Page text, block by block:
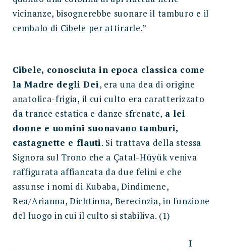
vicinanze, bisognerebbe suonare il tamburo e il
cembalo di Cibele per attirarle.”
Cibele, conosciuta in epoca classica come
la Madre degli Dei, era una dea di origine
anatolica-frigia, il cui culto era caratterizzato
da trance estatica e danze sfrenate, a lei
donne e uomini suonavano tamburi,
castagnette e flauti. Si trattava della stessa
Signora sul Trono che a Çatal-Hüyük veniva
raffigurata affiancata da due felini e che
assunse i nomi di Kubaba, Dindimene,
Rea/Arianna, Dichtinna, Berecinzia, in funzione
del luogo in cui il culto si stabiliva. (1)
I